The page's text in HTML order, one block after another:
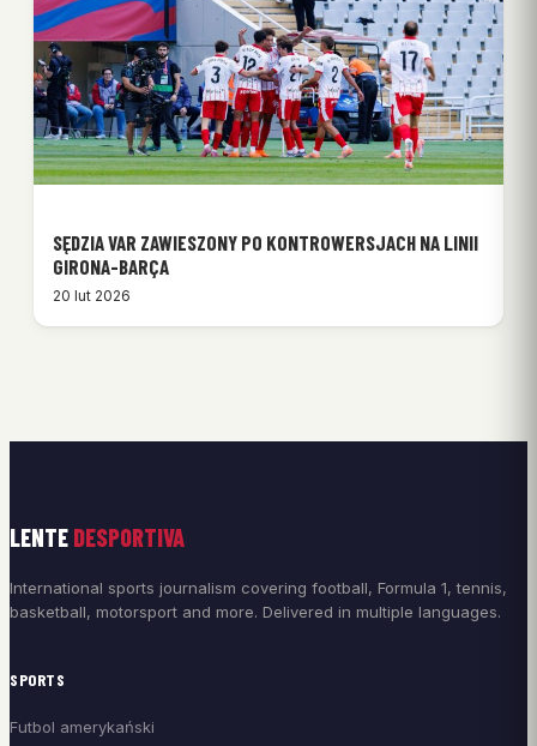
SĘDZIA VAR ZAWIESZONY PO KONTROWERSJACH NA LINII
GIRONA-BARÇA
20 lut 2026
LENTE DESPORTIVA
International sports journalism covering football, Formula 1, tennis,
basketball, motorsport and more. Delivered in multiple languages.
SPORTS
Futbol amerykański